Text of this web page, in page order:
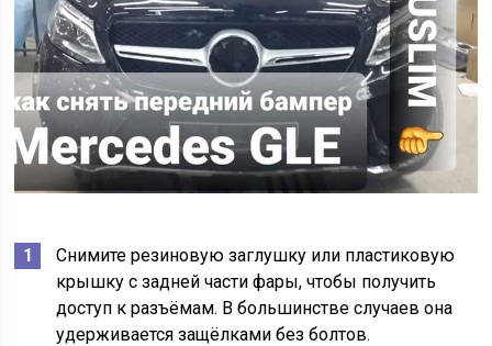
Снимите резиновую заглушку или пластиковую
крышку с задней части фары, чтобы получить
доступ к разъёмам. В большинстве случаев она
удерживается защёлками без болтов.